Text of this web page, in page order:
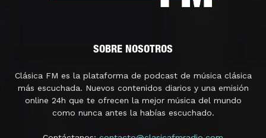
SOBRE NOSOTROS
Clásica FM es la plataforma de podcast de música clásica
más escuchada. Nuevos contenidos diarios y una emisión
online 24h que te ofrecen la mejor música del mundo
como nunca antes la habías escuchado.